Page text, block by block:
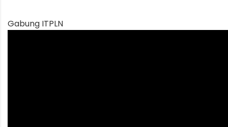
Gabung ITPLN